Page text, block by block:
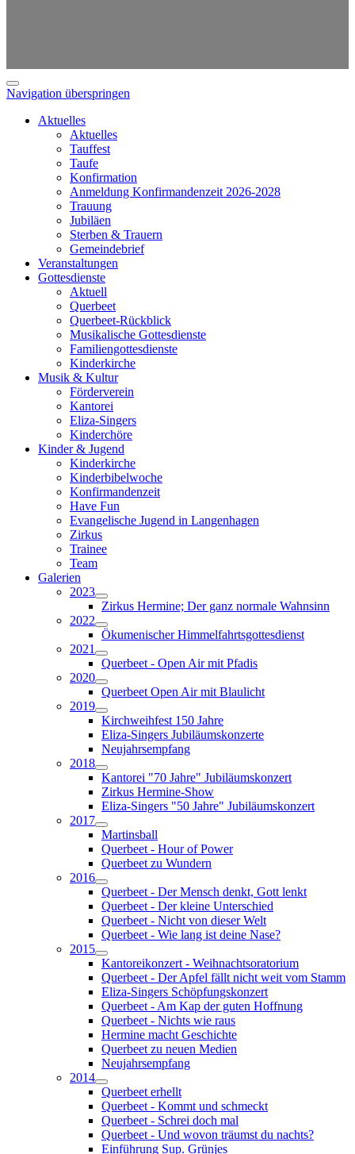
Navigation überspringen
Aktuelles
Aktuelles
Tauffest
Taufe
Konfirmation
Anmeldung Konfirmandenzeit 2026-2028
Trauung
Jubiläen
Sterben & Trauern
Gemeindebrief
Veranstaltungen
Gottesdienste
Aktuell
Querbeet
Querbeet-Rückblick
Musikalische Gottesdienste
Familiengottesdienste
Kinderkirche
Musik & Kultur
Förderverein
Kantorei
Eliza-Singers
Kinderchöre
Kinder & Jugend
Kinderkirche
Kinderbibelwoche
Konfirmandenzeit
Have Fun
Evangelische Jugend in Langenhagen
Zirkus
Trainee
Team
Galerien
2023
Zirkus Hermine; Der ganz normale Wahnsinn
2022
Ökumenischer Himmelfahrtsgottesdienst
2021
Querbeet - Open Air mit Pfadis
2020
Querbeet Open Air mit Blaulicht
2019
Kirchweihfest 150 Jahre
Eliza-Singers Jubiläumskonzerte
Neujahrsempfang
2018
Kantorei "70 Jahre" Jubiläumskonzert
Zirkus Hermine-Show
Eliza-Singers "50 Jahre" Jubiläumskonzert
2017
Martinsball
Querbeet - Hour of Power
Querbeet zu Wundern
2016
Querbeet - Der Mensch denkt, Gott lenkt
Querbeet - Der kleine Unterschied
Querbeet - Nicht von dieser Welt
Querbeet - Wie lang ist deine Nase?
2015
Kantoreikonzert - Weihnachtsoratorium
Querbeet - Der Apfel fällt nicht weit vom Stamm
Eliza-Singers Schöpfungskonzert
Querbeet - Am Kap der guten Hoffnung
Querbeet - Nichts wie raus
Hermine macht Geschichte
Querbeet zu neuen Medien
Neujahrsempfang
2014
Querbeet erhellt
Querbeet - Kommt und schmeckt
Querbeet - Schrei doch mal
Querbeet - Und wovon träumst du nachts?
Einführung Sup. Grünjes